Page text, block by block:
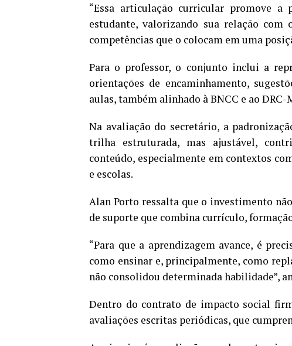
“Essa articulação curricular promove a
estudante, valorizando sua relação
competências que o colocam em uma
Para o professor, o conjunto inclui a
orientações de encaminhamento,
aulas, também alinhado à BNCC e ao DRC-
Na avaliação do secretário, a
trilha estruturada, mas ajustável,
conteúdo, especialmente em contextos
e escolas.
Alan Porto ressalta que o investimento
de suporte que combina currículo,
“Para que a aprendizagem avance, é
como ensinar e, principalmente, como
não consolidou determinada habilidade”,
Dentro do contrato de impacto social
avaliações escritas periódicas, que